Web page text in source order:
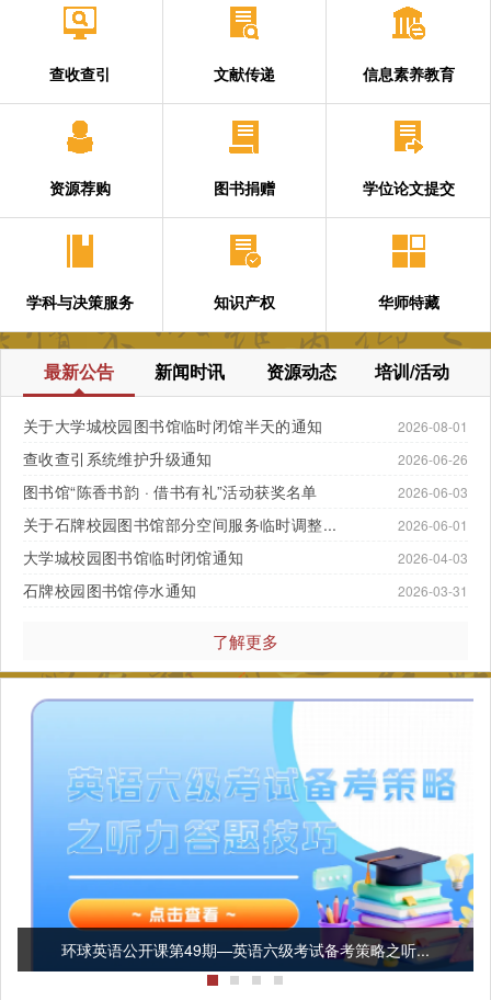
查收查引 文献传递 信息素养教育
资源荐购 图书捐赠 学位论文提交
学科与决策服务 知识产权 华师特藏
最新公告 新闻时讯 资源动态 培训/活动
2026-08-01
关于大学城校园图书馆临时闭馆半天的通知
2026-06-26
查收查引系统维护升级通知
2026-06-03
图书馆“陈香书韵 · 借书有礼”活动获奖名单
2026-06-01
关于石牌校园图书馆部分空间服务临时调整...
2026-04-03
大学城校园图书馆临时闭馆通知
2026-03-31
石牌校园图书馆停水通知
了解更多
环球英语公开课第49期—英语六级考试备考策略之听...